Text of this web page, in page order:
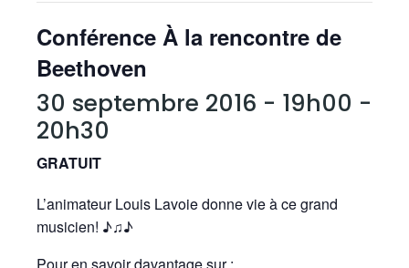
Conférence À la rencontre de
Beethoven
30 septembre 2016 - 19h00 -
20h30
GRATUIT
L’animateur Louis Lavoie donne vie à ce grand
musicien! ♪♫♪